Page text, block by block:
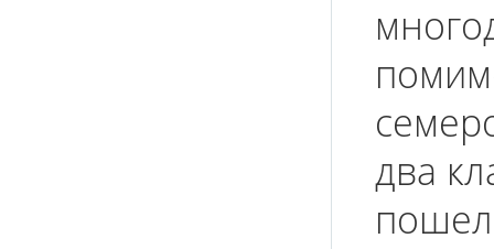
два
пошел